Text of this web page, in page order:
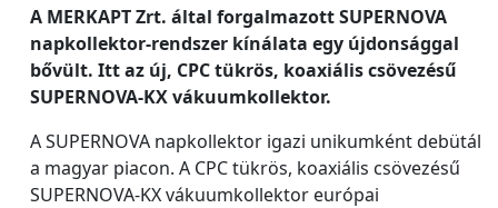
A MERKAPT Zrt. által forgalmazott SUPERNOVA
napkollektor-rendszer kínálata egy újdonsággal
bővült. Itt az új, CPC tükrös, koaxiális csövezésű
SUPERNOVA-KX vákuumkollektor.
A SUPERNOVA napkollektor igazi unikumként debütál
a magyar piacon. A CPC tükrös, koaxiális csövezésű
SUPERNOVA-KX vákuumkollektor európai